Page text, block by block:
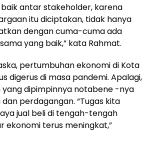
antar stakeholder, karena
itu diciptakan, tidak hanya
dengan cuma-cuma ada
yang baik,” kata Rahmat.
pertumbuhan ekonomi di Kota
digerus di masa pandemi. Apalagi,
yang dipimpinnya notabene -nya
perdagangan. “Tugas kita
jual beli di tengah-tengah
ekonomi terus meningkat,”